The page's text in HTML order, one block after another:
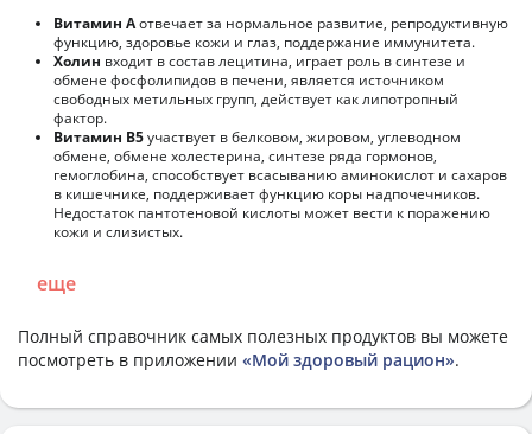
Витамин Аотвечает за нормальное развитие, репродуктивную
функцию, здоровье кожи и глаз, поддержание иммунитета.
Холин входит в состав лецитина, играет роль в синтезе и
обмене фосфолипидов в печени, является источником
свободных метильных групп, действует как липотропный
фактор.
Витамин В5участвует в белковом, жировом, углеводном
обмене, обмене холестерина, синтезе ряда гормонов,
гемоглобина, способствует всасыванию аминокислот и сахаров
в кишечнике, поддерживает функцию коры надпочечников.
Недостаток пантотеновой кислоты может вести к поражению
кожи и слизистых.
еще
Полный справочник самых полезных продуктов вы можете
посмотреть в приложении «Мой здоровый рацион».